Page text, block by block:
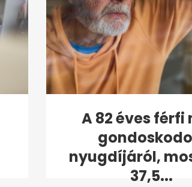
A 82 éves férfi
nyugdíjáról,
37,5...